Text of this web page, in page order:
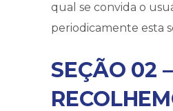
qual se convida o
periodicamente esta
SEÇÃO 02